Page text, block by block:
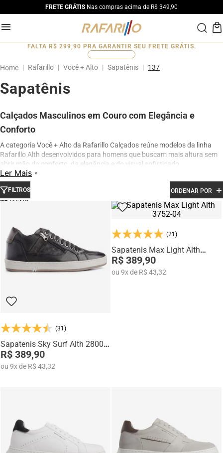
FRETE GRÁTIS Nas compras acima de R$ 349,90
FALTA R$ 299,90 PRA GARANTIR SEU FRETE GRÁTIS.
0
Rafarillo Você + Alto Sapatênis 137
Sapatênis
Calçados Masculinos em Couro com Elegância e
Conforto
A categoria Você + Alto da Rafarillo Calçados reúne modelos da linha
Rafarillo Alth desenvolvidos para homens que buscam mais altura sem
abrir mão do conforto, da elegância e do visual sofisticado.
Os calçados contam com elevação interna de até 7 cm, proporcionando
aumento de altura de forma discreta e natural. Produzidos em couro
legítimo e com acabamento premium, os modelos oferecem excelente
conforto para uso diário, além de design moderno para ocasiões sociais,
Na categoria Você + Alto, você encontra sapatos sociais, casuais,
mocassins e sapatênis com tecnologia de elevação interna,
desenvolvidos para garantir mais confiança, postura e estilo em
qualquer momento do dia.
Ler Mais
FILTROS ORDENAR POR
70
(31)
Sapatenis Sky Surf Alth 28003-
07
R$ 389,90
ou 9xde R$ 43,32
(21)
Sapatenis Max Light Alth
3752-04
R$ 389,90
ou 9xde R$ 43,32